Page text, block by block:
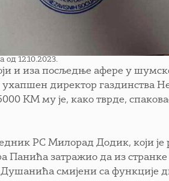
12.10.2023.
и иза посљедње афере у
ухапшен директор газдинства
КМ му је, како тврде,
РС Милорад Додик, који је
Панића затражио да из
смијени са функције